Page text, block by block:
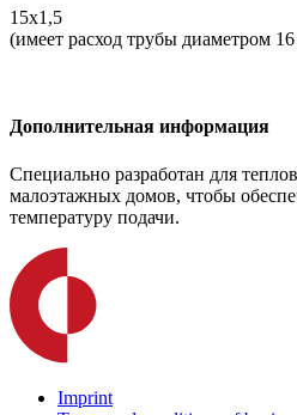
15х1,5
(имеет расход трубы диаметром
Дополнительная информация
Специально разработан для
малоэтажных домов, чтобы
температуру подачи.
Imprint